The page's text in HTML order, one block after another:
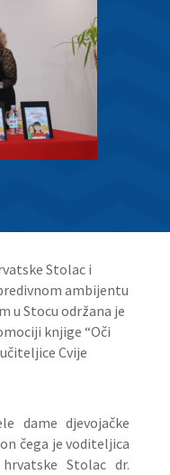
Stolac i
ambijentu
u Stocu održana je
knjige “Oči
Cvije
dame djevojačke
čega je voditeljica
Stolac dr.